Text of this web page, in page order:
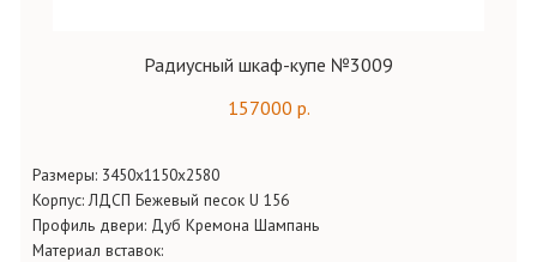
Радиусный шкаф-купе №3009
157000 р.
Размеры: 3450х1150х2580
Корпус: ЛДСП Бежевый песок U 156
Профиль двери: Дуб Кремона Шампань
Материал вставок: